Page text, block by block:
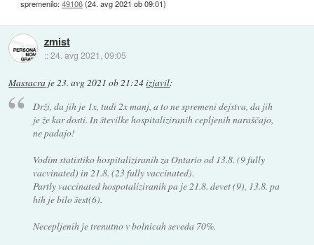
spremenilo:49106(24. avg 2021 ob 09:01)
zmist
::24. avg 2021, 09:05
Massacra je23. avg 2021 ob 21:24izjavil:
Drži, da jih je 1x, tudi 2x manj, a to ne spremeni dejstva, da jih
je že kar dosti. In številke hospitaliziranih cepljenih naraščajo,
ne padajo!
Vodim statistiko hospitaliziranih za Ontario od 13.8. (9 fully
vacvinated) in 21.8. (23 fully vaccinated).
Partly vaccinated hospotaliziranih pa je 21.8. devet (9), 13.8. pa
hih je bilo šest(6).
Necepljenih je trenutno v bolnicah seveda 70%.